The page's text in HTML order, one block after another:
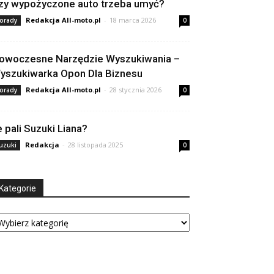
wypożyczone auto trzeba umyć?
Redakcja All-moto.pl - 18 marca 2026 0
Narzędzie Wyszukiwania –
Opon Dla Biznesu
Redakcja All-moto.pl - 28 stycznia 2026 0
pali Suzuki Liana?
Redakcja - 28 listopada 2025 0
Kategorie